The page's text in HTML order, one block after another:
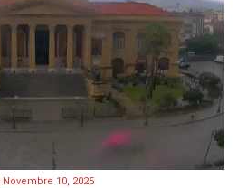
Novembre 10, 2025